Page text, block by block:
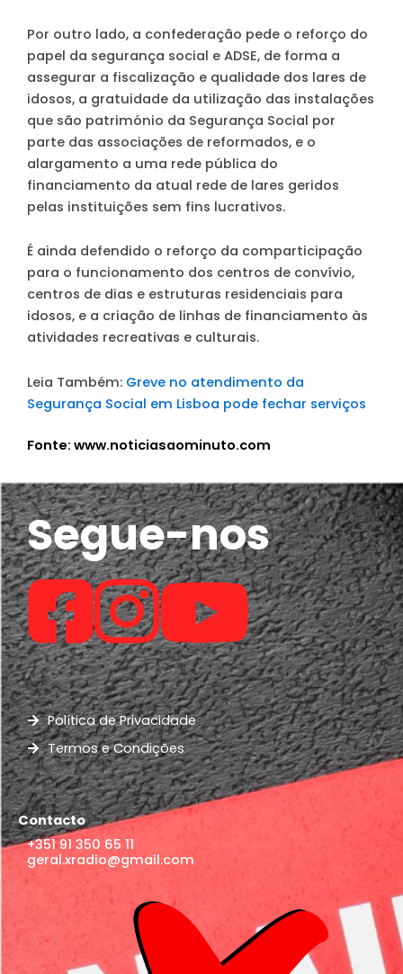
Por outro lado, a confederação pede o reforço do
papel da segurança social e ADSE, de forma a
assegurar a fiscalização e qualidade dos lares de
idosos, a gratuidade da utilização das instalações
que são património da Segurança Social por
parte das associações de reformados, e o
alargamento a uma rede pública do
financiamento da atual rede de lares geridos
pelas instituições sem fins lucrativos.
É ainda defendido o reforço da comparticipação
para o funcionamento dos centros de convívio,
centros de dias e estruturas residenciais para
idosos, e a criação de linhas de financiamento às
atividades recreativas e culturais.
Leia Também: Greve no atendimento da
Segurança Social em Lisboa pode fechar serviços
Fonte: www.noticiasaominuto.com
Segue-nos
Política de Privacidade
Termos e Condições
Contacto
+351 91 350 65 11
geral.xradio@gmail.com